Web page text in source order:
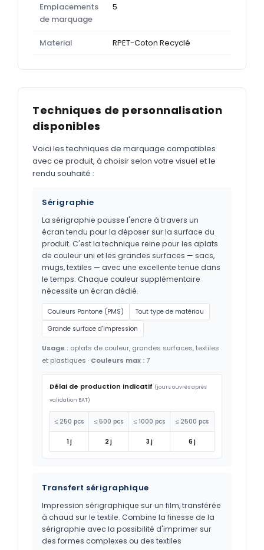
Emplacements
de marquage
5
Material RPET-Coton Recyclé
Techniques de personnalisation
disponibles
Voici les techniques de marquage compatibles
avec ce produit, à choisir selon votre visuel et le
rendu souhaité :
Sérigraphie
La sérigraphie pousse l'encre à travers un
écran tendu pour la déposer sur la surface du
produit. C'est la technique reine pour les aplats
de couleur uni et les grandes surfaces — sacs,
mugs, textiles — avec une excellente tenue dans
le temps. Chaque couleur supplémentaire
nécessite un écran dédié.
Couleurs Pantone (PMS)
Tout type de matériau
Grande surface d'impression
Usage : aplats de couleur, grandes surfaces, textiles
et plastiques · Couleurs max :7
Délai de production indicatif (jours ouvrés après
validation BAT)
≤ 250 pcs ≤ 500 pcs ≤ 1000 pcs ≤ 2500 pcs
1 j 2 j 3 j 6 j
Transfert sérigraphique
Impression sérigraphique sur un film, transférée
à chaud sur le textile. Combine la finesse de la
sérigraphie avec la possibilité d'imprimer sur
des formes complexes ou des textiles